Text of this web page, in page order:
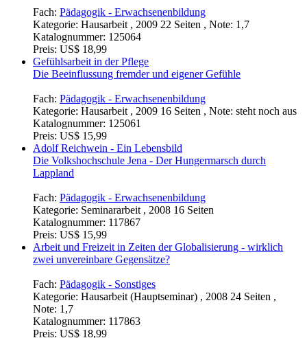
Fach: Pädagogik - Erwachsenenbildung
Kategorie: Hausarbeit , 2009 22 Seiten , Note: 1,7
Katalognummer: 125064
Preis: US$ 18,99
Gefühlsarbeit in der Pflege
Die Beeinflussung fremder und eigener Gefühle
Fach: Pädagogik - Erwachsenenbildung
Kategorie: Hausarbeit , 2009 16 Seiten , Note: steht noch aus
Katalognummer: 125061
Preis: US$ 15,99
Adolf Reichwein - Ein Lebensbild
Die Volkshochschule Jena - Der Hungermarsch durch
Lappland
Fach: Pädagogik - Erwachsenenbildung
Kategorie: Seminararbeit , 2008 16 Seiten
Katalognummer: 117867
Preis: US$ 15,99
Arbeit und Freizeit in Zeiten der Globalisierung - wirklich
zwei unvereinbare Gegensätze?
Fach: Pädagogik - Sonstiges
Kategorie: Hausarbeit (Hauptseminar) , 2008 24 Seiten ,
Note: 1,7
Katalognummer: 117863
Preis: US$ 18,99